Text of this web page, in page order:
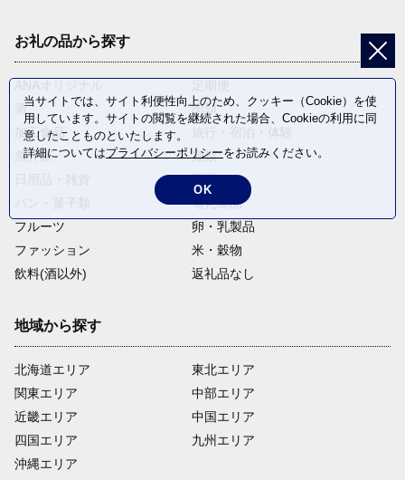
お礼の品から探す
酒
肉類
加工食品
魚介類
麺類
野菜
電化製品
フルーツ
卵・乳製品
ファッション
米・穀物
飲料(酒以外)
返礼品なし
地域から探す
北海道エリア
関東エリア
近畿エリア
四国エリア
沖縄エリア
東北エリア
中部エリア
中国エリア
九州エリア
当サイトでは、サイト利便性向上のため、クッキー（Cookie）を使
用しています。サイトの閲覧を継続された場合、Cookieの利用に同
意したことものといたします。
詳細についてはプライバシーポリシーをお読みください。
OK